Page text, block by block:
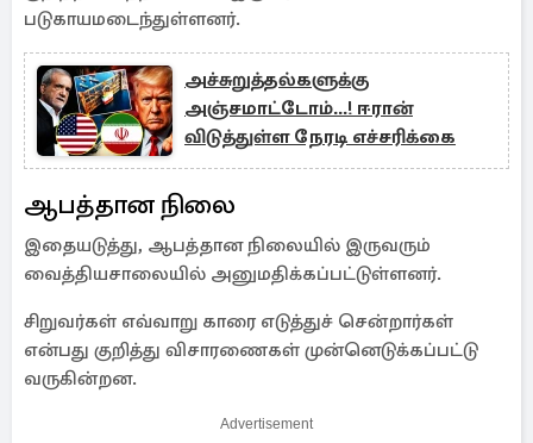
படுகாயமடைந்துள்ளனர்.
அச்சுறுத்தல்களுக்கு
அஞ்சமாட்டோம்...! ஈரான்
விடுத்துள்ள நேரடி எச்சரிக்கை
ஆபத்தான நிலை
இதையடுத்து, ஆபத்தான நிலையில் இருவரும்
வைத்தியசாலையில் அனுமதிக்கப்பட்டுள்ளனர்.
சிறுவர்கள் எவ்வாறு காரை எடுத்துச் சென்றார்கள்
என்பது குறித்து விசாரணைகள் முன்னெடுக்கப்பட்டு
வருகின்றன.
Advertisement